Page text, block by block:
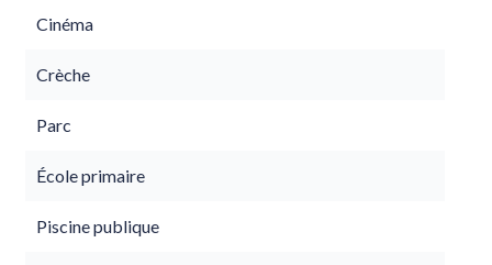
Cinéma
Crèche
Parc
École primaire
Piscine publique